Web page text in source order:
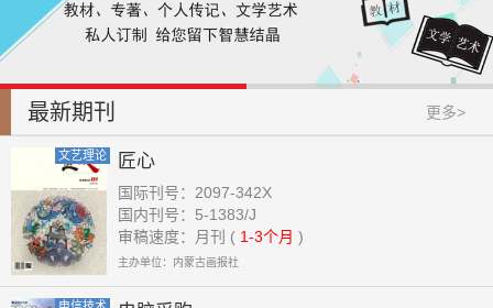
最新期刊 更多>
文艺理论 匠心
国际刊号：2097-342X
国内刊号：5-1383/J
审稿速度：月刊 ( 1-3个月 )
主办单位：内蒙古画报社